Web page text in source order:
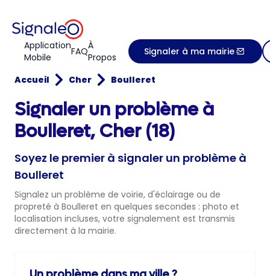
Application
Mobile
FAQÀ
Propos
Signaler à ma mairie
Accueil Cher Boulleret
Signaler un problème à
Boulleret, Cher (18)
Soyez le premier à signaler un problème à
Boulleret
Signalez un problème de voirie, d'éclairage ou de
propreté à Boulleret en quelques secondes : photo et
localisation incluses, votre signalement est transmis
directement à la mairie.